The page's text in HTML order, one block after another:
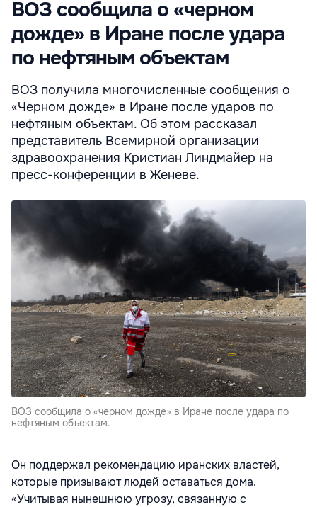
ВОЗ сообщила о «черном
дожде» в Иране после удара
по нефтяным объектам
ВОЗ получила многочисленные сообщения о
«Черном дожде» в Иране после ударов по
нефтяным объектам. Об этом рассказал
представитель Всемирной организации
здравоохранения Кристиан Линдмайер на
пресс-конференции в Женеве.
ВОЗ сообщила о «черном дожде» в Иране после удара по
нефтяным объектам.
Он поддержал рекомендацию иранских властей,
которые призывают людей оставаться дома.
«Учитывая нынешнюю угрозу, связанную с